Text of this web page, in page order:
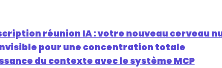
réunion IA : votre nouveau cerveau
pour une concentration totale
du contexte avec le système MCP